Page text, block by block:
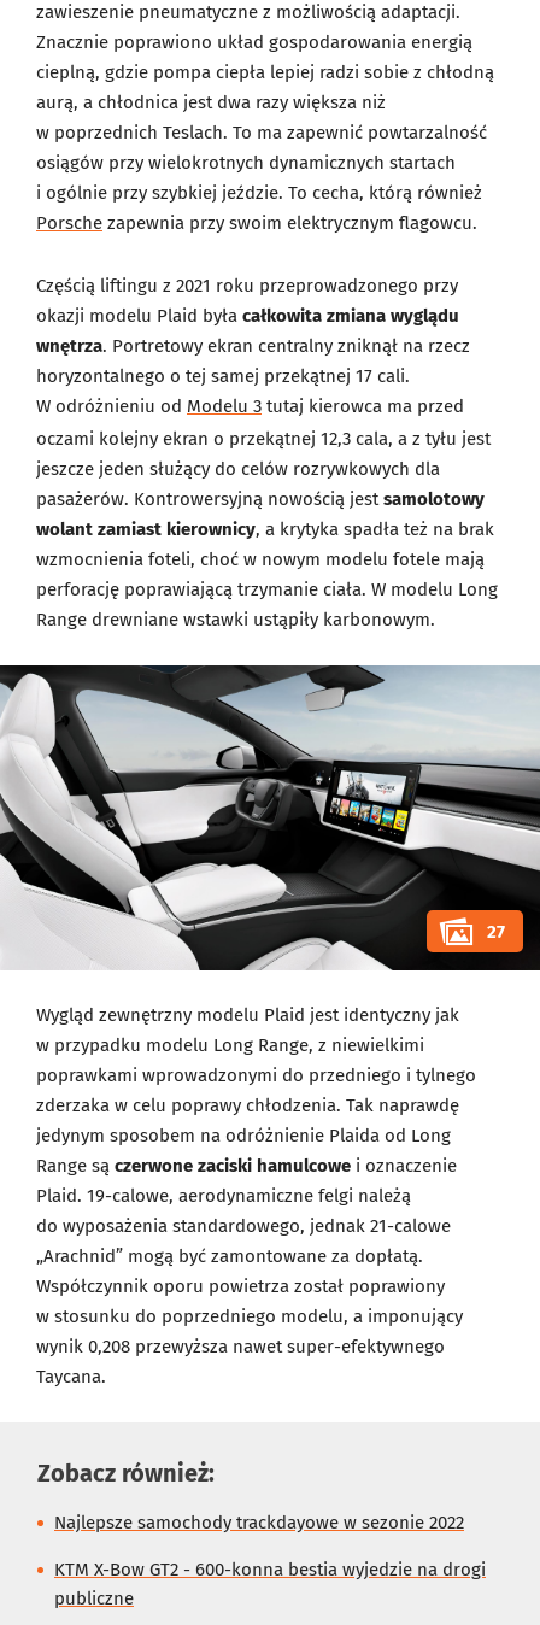
zawieszenie pneumatyczne z możliwością adaptacji.
Znacznie poprawiono układ gospodarowania energią
cieplną, gdzie pompa ciepła lepiej radzi sobie z chłodną
aurą, a chłodnica jest dwa razy większa niż
w poprzednich Teslach. To ma zapewnić powtarzalność
osiągów przy wielokrotnych dynamicznych startach
i ogólnie przy szybkiej jeździe. To cecha, którą również
Porsche zapewnia przy swoim elektrycznym flagowcu.
Częścią liftingu z 2021 roku przeprowadzonego przy
okazji modelu Plaid była całkowita zmiana wyglądu
wnętrza. Portretowy ekran centralny zniknął na rzecz
horyzontalnego o tej samej przekątnej 17 cali.
W odróżnieniu od Modelu 3 tutaj kierowca ma przed
oczami kolejny ekran o przekątnej 12,3 cala, a z tyłu jest
jeszcze jeden służący do celów rozrywkowych dla
pasażerów. Kontrowersyjną nowością jestsamolotowy
wolant zamiast kierownicy, a krytyka spadła też na brak
wzmocnienia foteli, choć w nowym modelu fotele mają
perforację poprawiającą trzymanie ciała. W modelu Long
Range drewniane wstawki ustąpiły karbonowym.
27
Wygląd zewnętrzny modelu Plaid jest identyczny jak
w przypadku modelu Long Range, z niewielkimi
poprawkami wprowadzonymi do przedniego i tylnego
zderzaka w celu poprawy chłodzenia. Tak naprawdę
jedynym sposobem na odróżnienie Plaida od Long
Range są czerwone zaciski hamulcowe i oznaczenie
Plaid. 19-calowe, aerodynamiczne felgi należą
do wyposażenia standardowego, jednak 21-calowe
„Arachnid” mogą być zamontowane za dopłatą.
Współczynnik oporu powietrza został poprawiony
w stosunku do poprzedniego modelu, a imponujący
wynik 0,208 przewyższa nawet super-efektywnego
Taycana.
Zobacz również:
Najlepsze samochody trackdayowe w sezonie 2022
KTM X-Bow GT2 - 600-konna bestia wyjedzie na drogi
publiczne